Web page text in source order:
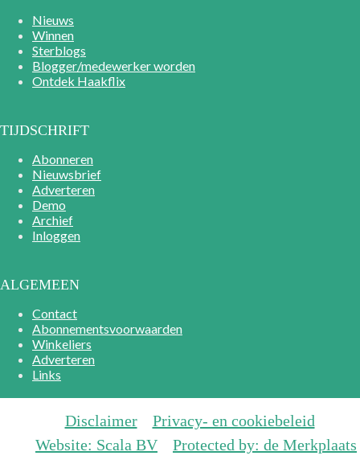
Nieuws
Winnen
Sterblogs
Blogger/medewerker worden
Ontdek Haakflix
TIJDSCHRIFT
Abonneren
Nieuwsbrief
Adverteren
Demo
Archief
Inloggen
ALGEMEEN
Contact
Abonnementsvoorwaarden
Winkeliers
Adverteren
Links
Disclaimer
Privacy- en cookiebeleid
Website: Scala BV
Protected by: de Merkplaats